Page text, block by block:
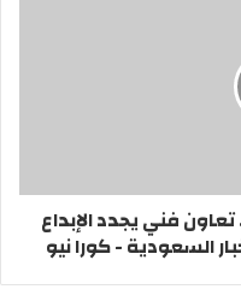
فني يجدد الإبداع
السعودية - كورا نيو